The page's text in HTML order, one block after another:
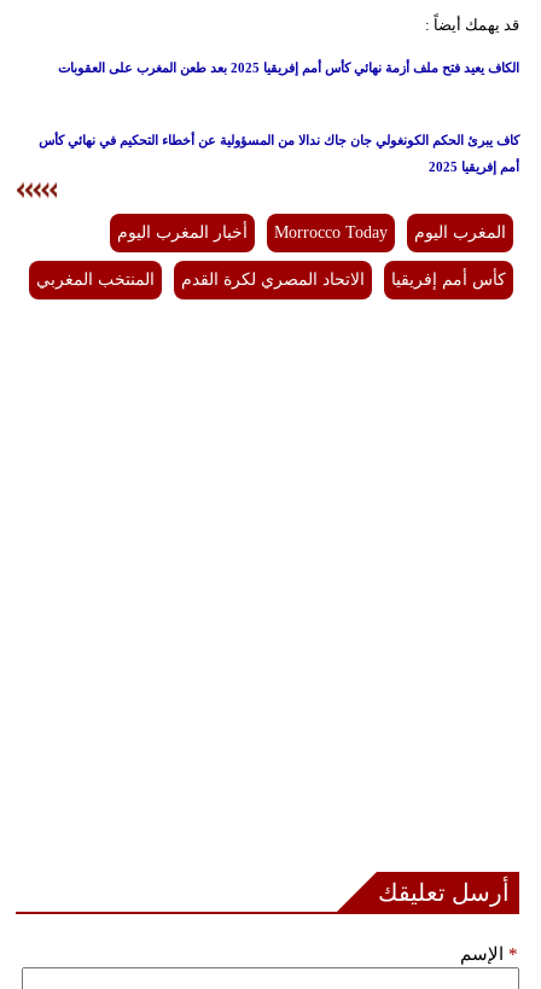
قد يهمك أيضاً :
الكاف يعيد فتح ملف أزمة نهائي كأس أمم إفريقيا 2025 بعد طعن المغرب على العقوبات
كاف يبرئ الحكم الكونغولي جان جاك ندالا من المسؤولية عن أخطاء التحكيم في نهائي كأس
أمم إفريقيا 2025
المغرب اليوم Morrocco Today أخبار المغرب اليوم
كأس أمم إفريقيا الاتحاد المصري لكرة القدم المنتخب المغربي
أرسل تعليقك
الإسم *